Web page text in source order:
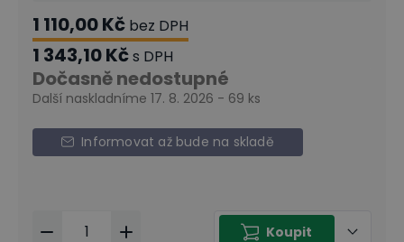
1 110,00 Kč bez DPH
1 343,10 Kčs DPH
Dočasně nedostupné
Další naskladníme 17. 8. 2026 - 69 ks
Informovat až bude na skladě
Koupit